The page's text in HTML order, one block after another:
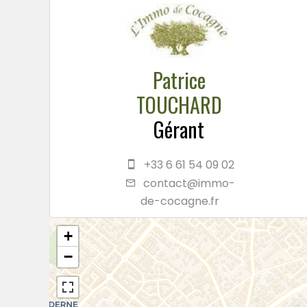
Patrice
TOUCHARD
Gérant
+33 6 61 54 09 02
contact@immo-
de-cocagne.fr
+
−